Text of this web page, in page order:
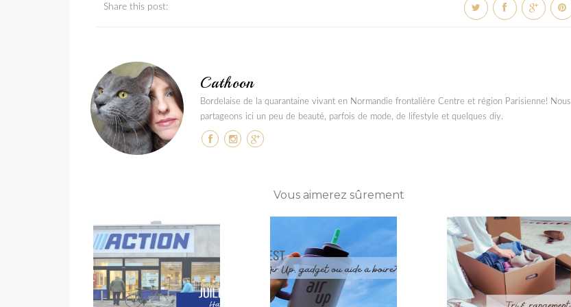
Share this post:
Cathoon
Bordelaise de la quarantaine vivant en Normandie frontalière Centre et région Parisienne! Nous
partageons ici un peu de beauté, parfois de mode, de lifestyle et quelques diy.
Vous aimerez sûrement